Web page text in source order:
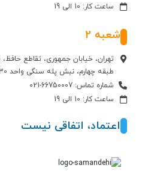
ساعت کار: 10 الی 19
شعبه 2
تهران، خیابان جمهوری، تقاطع
طبقه چهارم، نبش پله سنگی واحد 430 و 431
شماره تماس: 66750007-021
ساعت کار: 10 الی 19
اعتماد، اتفاقی نیست